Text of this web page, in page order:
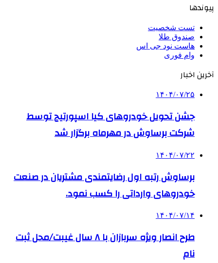
پیوندها
تست شخصیت
صندوق طلا
هاست نود جی اس
وام فوری
آخرین اخبار
۱۴۰۴/۰۷/۲۵
جشن تحویل خودروهای کیا اسپورتیج توسط
شرکت برساوش در مهرماه برگزار شد
۱۴۰۴/۰۷/۲۲
برساوش رتبه اول رضایتمندی مشتریان در صنعت
خودروهای وارداتی را کسب نمود.
۱۴۰۴/۰۷/۱۴
طرح انصار ویژه سربازان با ۸ سال غیبت/محل ثبت
نام